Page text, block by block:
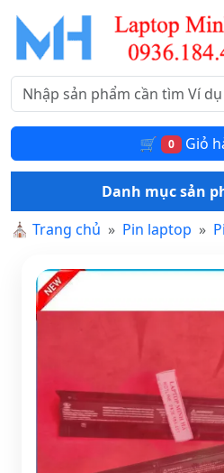
🛒 0 Giỏ
Danh mục sản
⛪ Trang chủ Pin laptop